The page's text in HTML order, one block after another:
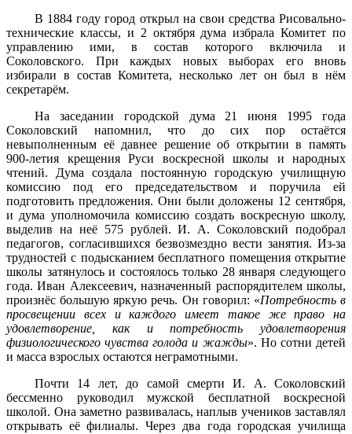
В 1884 году город открыл на свои средства Рисовально-
технические классы, и 2 октября дума избрала Комитет по
управлению ими, в состав которого включила и
Соколовского. При каждых новых выборах его вновь
избирали в состав Комитета, несколько лет он был в нём
секретарём.
На заседании городской дума 21 июня 1995 года
Соколовский напомнил, что до сих пор остаётся
невыполненным её давнее решение об открытии в память
900-летия крещения Руси воскресной школы и народных
чтений. Дума создала постоянную городскую училищную
комиссию под его председательством и поручила ей
подготовить предложения. Они были доложены 12 сентября,
и дума уполномочила комиссию создать воскресную школу,
выделив на неё 575 рублей. И. А. Соколовский подобрал
педагогов, согласившихся безвозмездно вести занятия. Из-за
трудностей с подысканием бесплатного помещения открытие
школы затянулось и состоялось только 28 января следующего
года. Иван Алексеевич, назначенный распорядителем школы,
произнёс большую яркую речь. Он говорил: «Потребность в
просвещении всех и каждого имеет такое же право на
удовлетворение, как и потребность удовлетворения
физиологического чувства голода и жажды». Но сотни детей
и масса взрослых остаются неграмотными.
Почти 14 лет, до самой смерти И. А. Соколовский
бессменно руководил мужской бесплатной воскресной
школой. Она заметно развивалась, наплыв учеников заставлял
открывать её филиалы. Через два года городская училища